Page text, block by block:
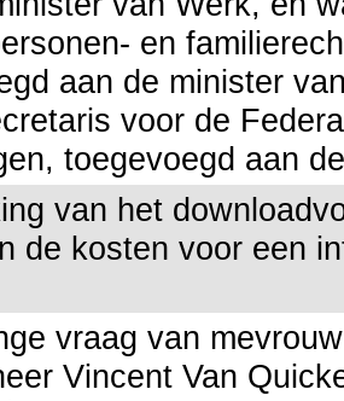
en
aan de minister
voor de
toegevoegd aan
van het
de kosten voor een
vraag van
Vincent Van